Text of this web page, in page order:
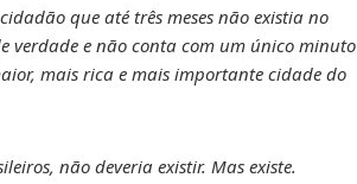
que até três meses não existia no
verdade e não conta com um único minuto
mais rica e mais importante cidade do
não deveria existir. Mas existe.